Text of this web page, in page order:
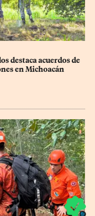
destaca acuerdos de
en Michoacán